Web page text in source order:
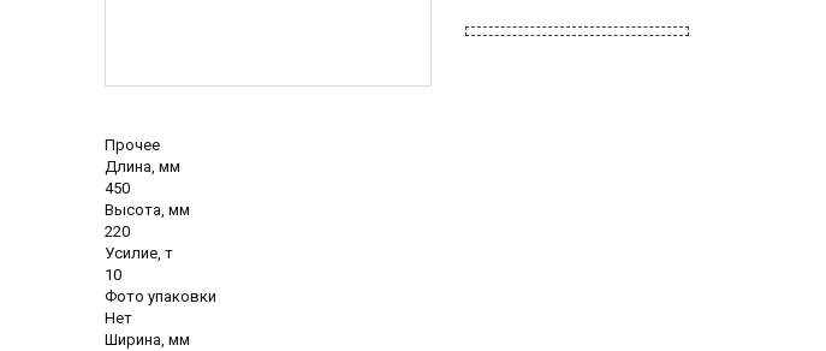
Прочее
Длина, мм
450
Высота, мм
220
Усилие, т
10
Фото упаковки
Нет
Ширина, мм